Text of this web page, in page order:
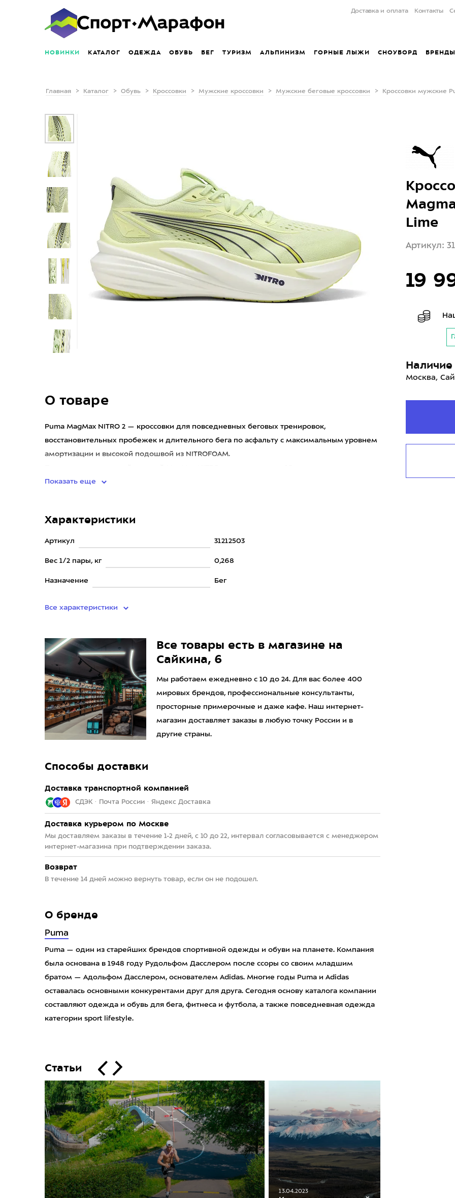
Доставка и оплата Контакты
НОВИНКИ КАТАЛОГ ОДЕЖДА ОБУВЬ БЕГ ТУРИЗМ АЛЬПИНИЗМ ГОРНЫЕ ЛЫЖИ СНОУБОРД БРЕНДЫ
Главная Каталог Обувь Кроссовки Мужские кроссовки Мужские беговые кроссовки Кроссовки мужские
О товаре
Puma MagMax NITRO 2 — кроссовки для повседневных беговых тренировок,
восстановительных пробежек и длительного бега по асфальту с максимальным уровнем
амортизации и высокой подошвой из NITROFOAM.
Показать еще
Характеристики
Артикул 31212503
Вес 1/2 пары, кг 0,268
Назначение Бег
Все характеристики
Все товары есть в магазине на
Сайкина, 6
Мы работаем ежедневно с 10 до 24. Для вас более 400
мировых брендов, профессиональные консультанты,
просторные примерочные и даже кафе. Наш интернет-
магазин доставляет заказы в любую точку России и в
другие страны.
Способы доставки
Доставка транспортной компанией
СДЭК · Почта России · Яндекс Доставка
Доставка курьером по Москве
Мы доставляем заказы в течение 1-2 дней, с 10 до 22, интервал согласовывается с менеджером
интернет-магазина при подтверждении заказа.
Возврат
В течение 14 дней можно вернуть товар, если он не подошел.
О бренде
Puma
Puma — один из старейших брендов спортивной одежды и обуви на планете. Компания
была основана в 1948 году Рудольфом Дасслером после ссоры со своим младшим
братом — Адольфом Дасслером, основателем Adidas. Многие годы Puma и Adidas
оставалась основными конкурентами друг для друга. Сегодня основу каталога компании
составляют одежда и обувь для бега, фитнеса и футбола, а также повседневная одежда
категории sport lifestyle.
Статьи
13.04.2023
Lime
Артикул:
19
Наличие
Москва,